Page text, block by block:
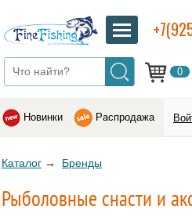
0
Новинки Распродажа
Каталог → Бренды
Рыболовные снасти и